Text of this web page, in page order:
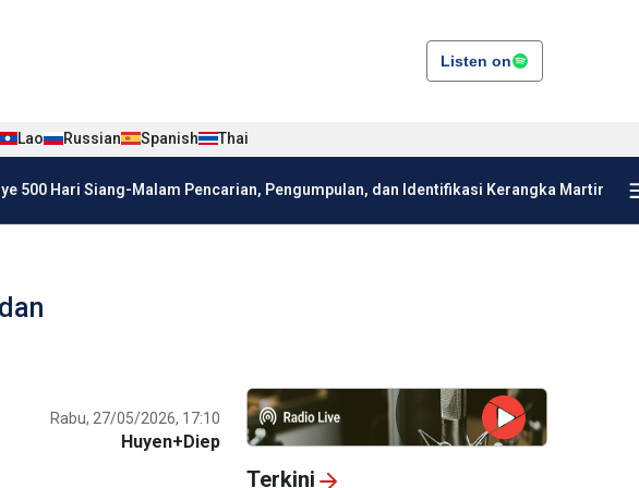
Listen on
Lao Russian Spanish Thai
500 Hari Siang-Malam Pencarian, Pengumpulan, dan Identifikasi Kerangka Martir
Rabu, 27/05/2026, 17:10
Huyen+Diep
Terkini